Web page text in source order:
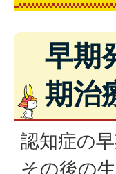
早期
期治
認知症の
その後の